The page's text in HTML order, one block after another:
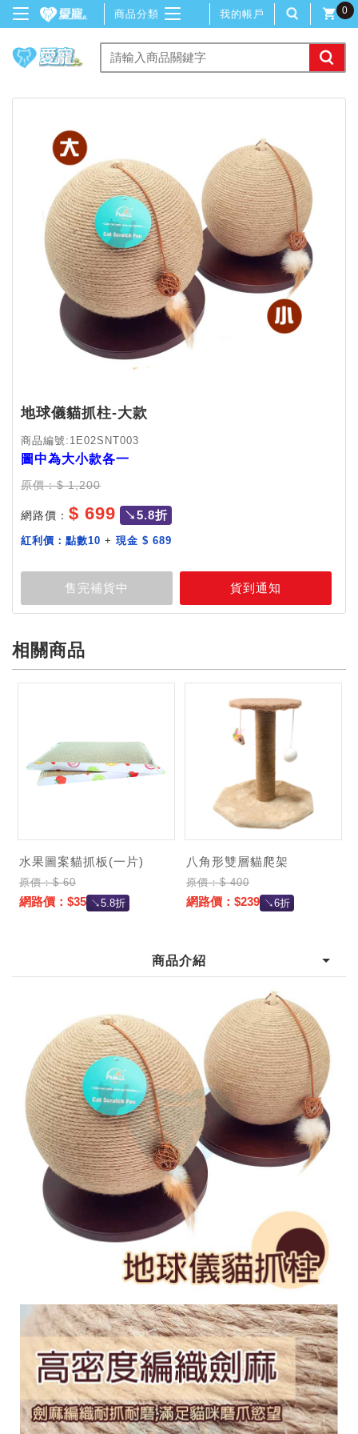
商品分類 我的帳戶 0
地球儀貓抓柱-大款
商品編號:1E02SNT003
圖中為大小款各一
原價：$ 1,200
網路價： $ 699 ↘5.8折
紅利價： 點數10 + 現金 $ 689
相關商品
水果圖案貓抓板(一片)
原價：$ 60
網路價：$35 ↘5.8折
八角形雙層貓爬架
原價：$ 400
網路價：$239 ↘6折
商品介紹